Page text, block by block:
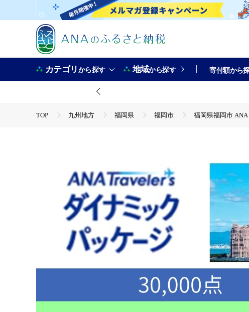
カテゴリから探す 地域から探す 寄付額から
TOP 九州地方 福岡県 福岡市 福岡県福岡市